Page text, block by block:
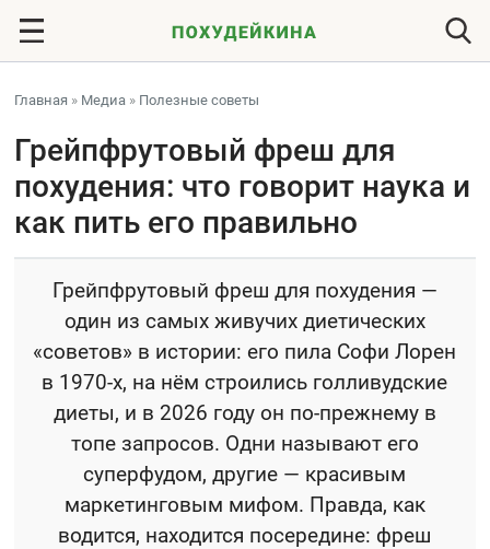
Главная » Медиа » Полезные советы
Грейпфрутовый фреш для
похудения: что говорит наука и
как пить его правильно
Грейпфрутовый фреш для похудения —
один из самых живучих диетических
«советов» в истории: его пила Софи Лорен
в 1970-х, на нём строились голливудские
диеты, и в 2026 году он по-прежнему в
топе запросов. Одни называют его
суперфудом, другие — красивым
маркетинговым мифом. Правда, как
водится, находится посередине: фреш